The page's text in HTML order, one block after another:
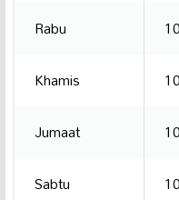
Rabu
Khamis
Jumaat
Sabtu